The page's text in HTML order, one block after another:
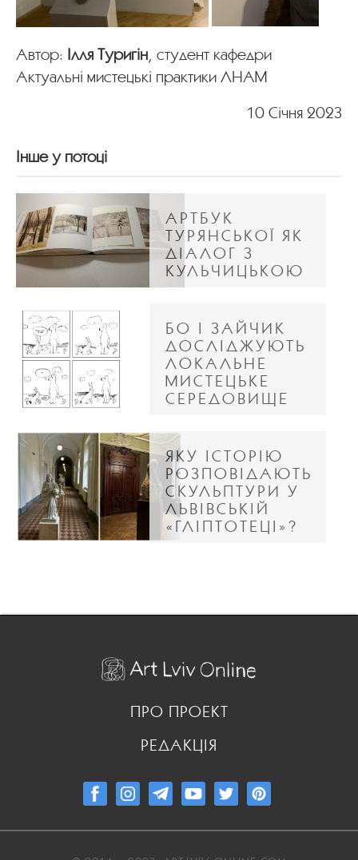
Автор: Ілля Туригін , студент кафедри
Актуальні мистецькі практики ЛНАМ
10 Січня 2023
Інше у потоці
АРТБУК
ТУРЯНСЬКОЇ ЯК
ДІАЛОГ З
КУЛЬЧИЦЬКОЮ
БО І ЗАЙЧИК
ДОСЛІДЖУЮТЬ
ЛОКАЛЬНЕ
МИСТЕЦЬКЕ
СЕРЕДОВИЩЕ
ЯКУ ІСТОРІЮ
РОЗПОВІДАЮТЬ
СКУЛЬПТУРИ У
ЛЬВІВСЬКІЙ
«ГЛІПТОТЕЦІ»?
ПРО ПРОЕКТ
РЕДАКЦІЯ